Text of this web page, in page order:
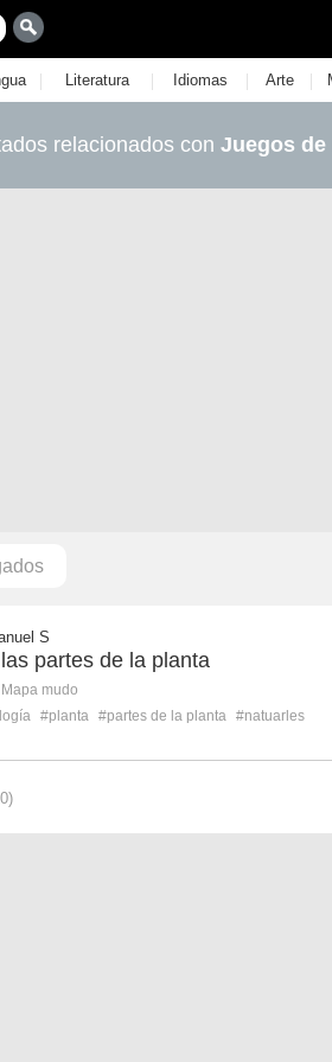
| Literatura | Idiomas | Arte |
relacionados con Juegos de
S
partes de la planta
Mapa mudo
#planta #partes de la planta #natuarles